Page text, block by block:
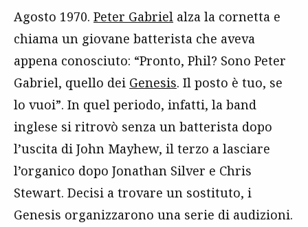
Agosto 1970. Peter Gabriel alza la cornetta e
chiama un giovane batterista che aveva
appena conosciuto: “Pronto, Phil? Sono Peter
Gabriel, quello dei Genesis. Il posto è tuo, se
lo vuoi”. In quel periodo, infatti, la band
inglese si ritrovò senza un batterista dopo
l’uscita di John Mayhew, il terzo a lasciare
l’organico dopo Jonathan Silver e Chris
Stewart. Decisi a trovare un sostituto, i
Genesis organizzarono una serie di audizioni.